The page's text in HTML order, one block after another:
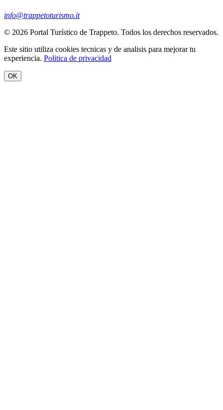
info@trappetoturismo.it
© 2026 Portal Turístico de Trappeto. Todos los derechos reservados.
Este sitio utiliza cookies tecnicas y de analisis para mejorar tu
experiencia. Politica de privacidad
OK